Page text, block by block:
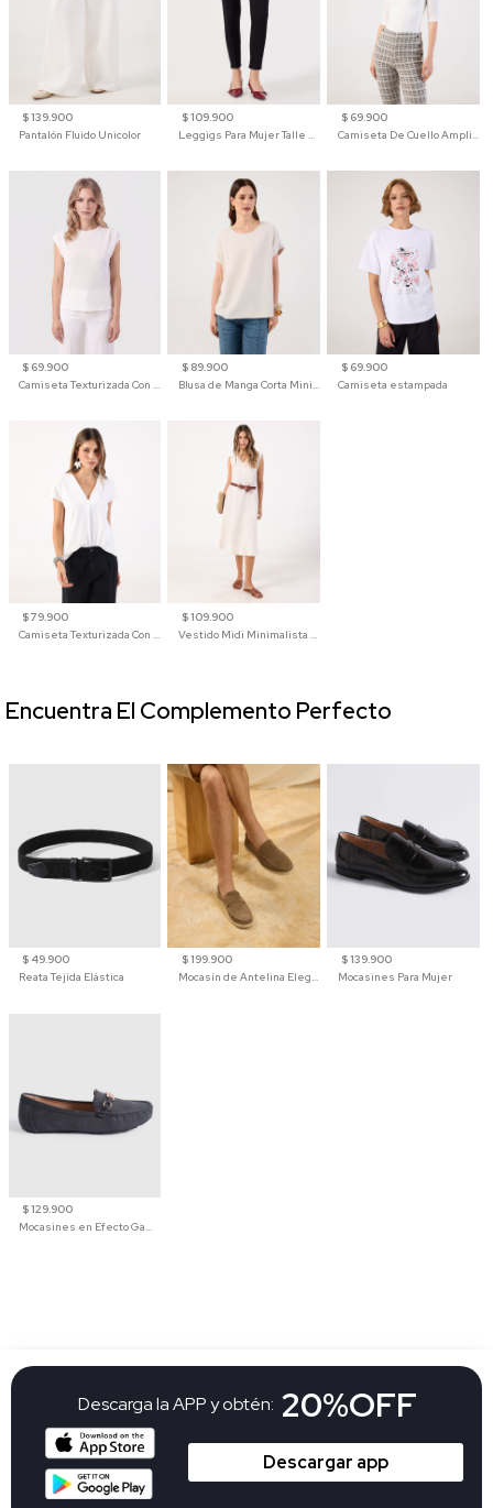
$ 139.900
Pantalón Fluido Unicolor
$ 109.900
Leggigs Para Mujer Talle Alto Liso
$ 69.900
Camiseta De Cuello Amplio Y Manga 3/4 Para Mujer
$ 69.900
Camiseta Texturizada Con Hombro Caído Para Mujer
$ 89.900
Blusa de Manga Corta Minimalista para Mujer
$ 69.900
Camiseta estampada
$ 79.900
Camiseta Texturizada Con Cuello En V Para Mujer
$ 109.900
Vestido Midi Minimalista De Silueta Amplia
$ 49.900
Reata Tejida Elástica
$ 199.900
Mocasín de Antelina Elegante con Suela de Contraste Para Hombre
$ 139.900
Mocasines Para Mujer
$ 129.900
Mocasines en Efecto Gamuzado Para Mujer
Encuentra El Complemento Perfecto
Descarga la APP y obtén: 20%OFF
Descargar app